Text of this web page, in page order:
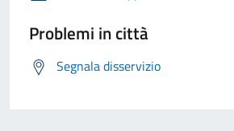
Problemi in città
Segnala disservizio